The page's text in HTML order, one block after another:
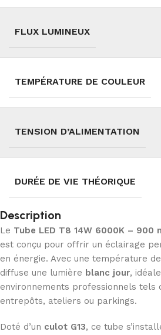
FLUX LUMINEUX
TEMPÉRATURE DE COULEUR
TENSION D’ALIMENTATION
DURÉE DE VIE THÉORIQUE
Description
Le Tube LED T8 14W 6000K – 900
est conçu pour offrir un éclairage
en énergie. Avec une température
diffuse une lumière blanc jour,
environnements professionnels tels
entrepôts, ateliers ou parkings.
Doté d’un culot G13, ce tube